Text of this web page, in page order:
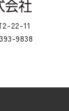
22-11
9838